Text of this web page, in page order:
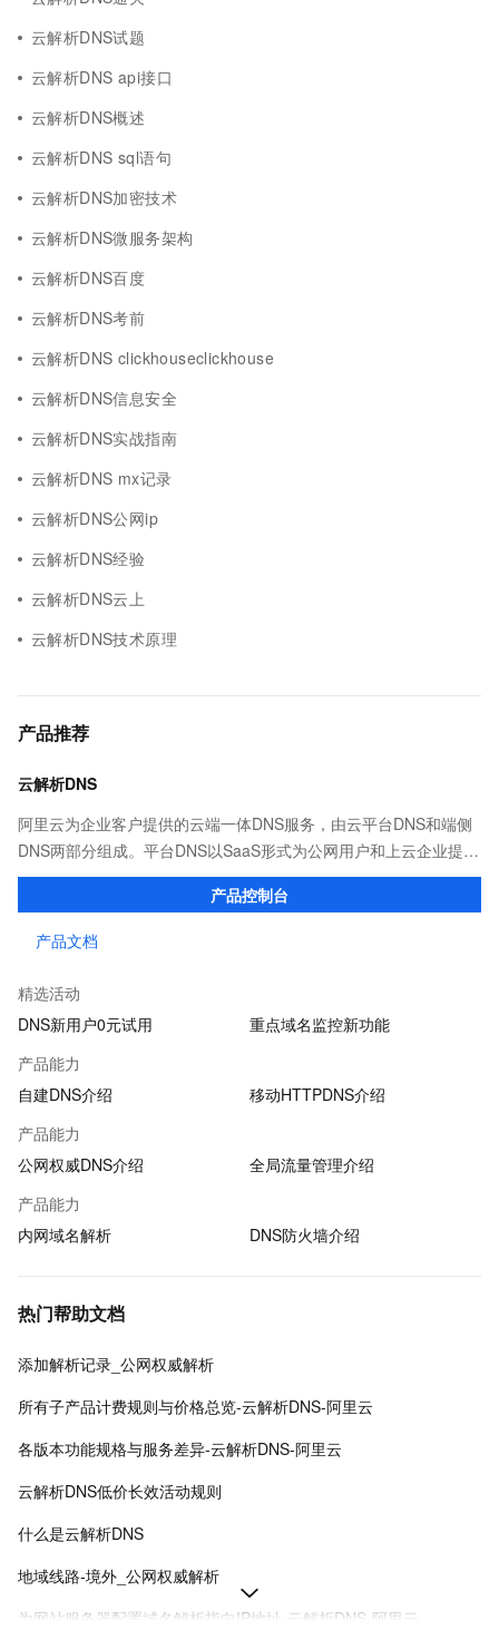
云解析DNS试题
云解析DNS api接口
云解析DNS概述
云解析DNS sql语句
云解析DNS加密技术
云解析DNS微服务架构
云解析DNS百度
云解析DNS考前
云解析DNS clickhouseclickhouse
云解析DNS信息安全
云解析DNS实战指南
云解析DNS mx记录
云解析DNS公网ip
云解析DNS经验
云解析DNS云上
云解析DNS技术原理
产品推荐
云解析DNS
阿里云为企业客户提供的云端一体DNS服务，由云平台DNS和端侧
DNS两部分组成。平台DNS以SaaS形式为公网用户和上云企业提供
高效稳定的域名解析服务；端侧DNS则通过自建DNS软件及移动端
SDK，满足企业多种场景下的解析需求。
产品控制台
产品文档
精选活动
DNS新用户0元试用
重点域名监控新功能
产品能力
自建DNS介绍
移动HTTPDNS介绍
产品能力
公网权威DNS介绍
全局流量管理介绍
产品能力
内网域名解析
DNS防火墙介绍
热门帮助文档
添加解析记录_公网权威解析
所有子产品计费规则与价格总览-云解析DNS-阿里云
各版本功能规格与服务差异-云解析DNS-阿里云
云解析DNS低价长效活动规则
什么是云解析DNS
地域线路-境外_公网权威解析
为网站服务器配置域名解析指向IP地址-云解析DNS-阿里云